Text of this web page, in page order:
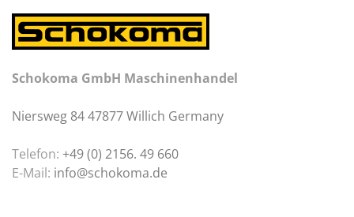
Schokoma GmbH Maschinenhandel
Niersweg 84 47877 Willich Germany
Telefon: +49 (0) 2156. 49 660
E-Mail: info@schokoma.de